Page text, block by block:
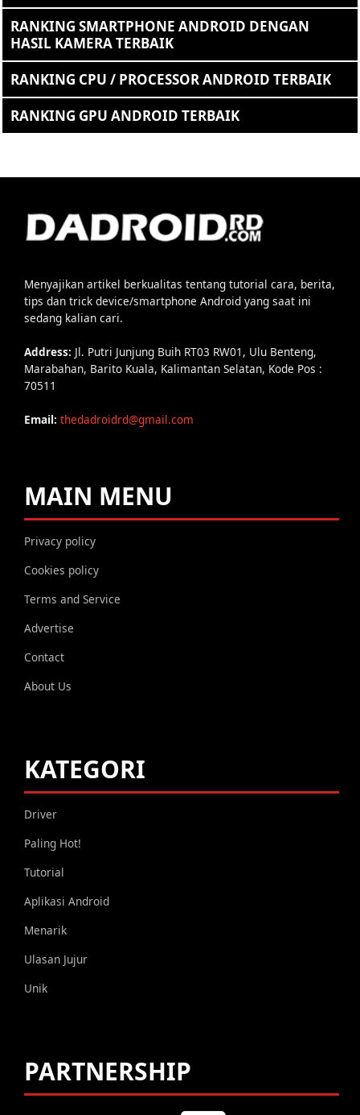
RANKING SMARTPHONE ANDROID DENGAN
HASIL KAMERA TERBAIK
RANKING CPU / PROCESSOR ANDROID TERBAIK
RANKING GPU ANDROID TERBAIK
Menyajikan artikel berkualitas tentang tutorial cara, berita,
tips dan trick device/smartphone Android yang saat ini
sedang kalian cari.
Address: Jl. Putri Junjung Buih RT03 RW01, Ulu Benteng,
Marabahan, Barito Kuala, Kalimantan Selatan, Kode Pos :
70511
Email: thedadroidrd@gmail.com
MAIN MENU
Privacy policy
Cookies policy
Terms and Service
Advertise
Contact
About Us
KATEGORI
Driver
Paling Hot!
Tutorial
Aplikasi Android
Menarik
Ulasan Jujur
Unik
PARTNERSHIP